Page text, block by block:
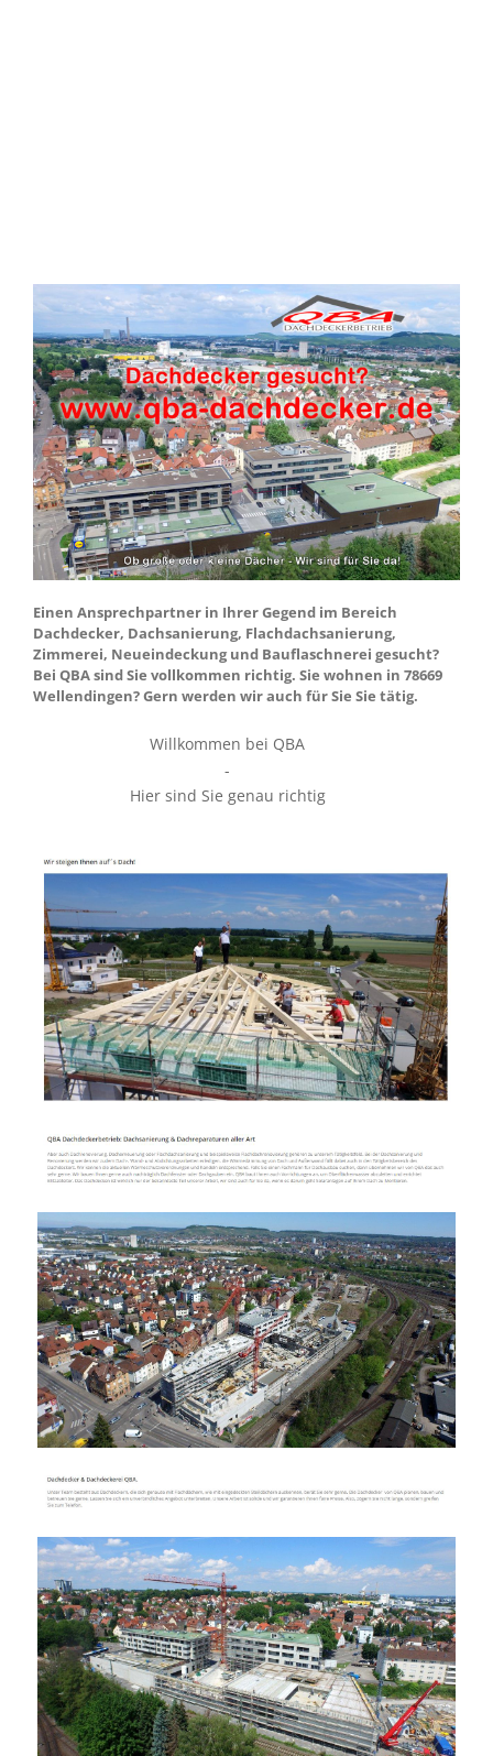
Einen Ansprechpartner in Ihrer Gegend im Bereich
Dachdecker, Dachsanierung, Flachdachsanierung,
Zimmerei, Neueindeckung und Bauflaschnerei gesucht?
Bei QBA sind Sie vollkommen richtig. Sie wohnen in 78669
Wellendingen? Gern werden wir auch für Sie Sie tätig.
Willkommen bei QBA
-
Hier sind Sie genau richtig